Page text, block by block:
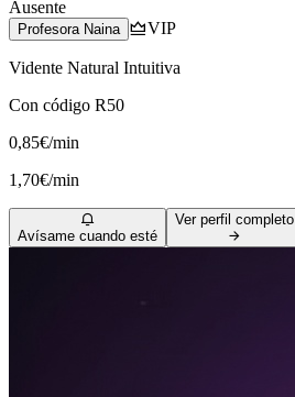
Ausente
Profesora Naina VIP
Vidente Natural Intuitiva
Con código R50
0,85€/min
1,70€/min
Avísame cuando esté
Ver perfil completo